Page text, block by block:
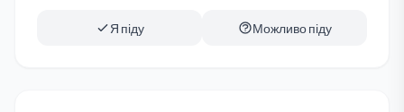
Я піду Можливо піду